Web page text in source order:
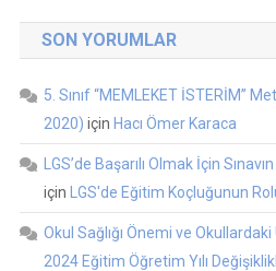
SON YORUMLAR
5. Sınıf “MEMLEKET İSTERİM”
2020) için Hacı Ömer Karaca
LGS’de Başarılı Olmak İçin
için
LGS'de Eğitim Koçluğunun
Okul Sağlığı Önemi ve
2024 Eğitim Öğretim Yılı